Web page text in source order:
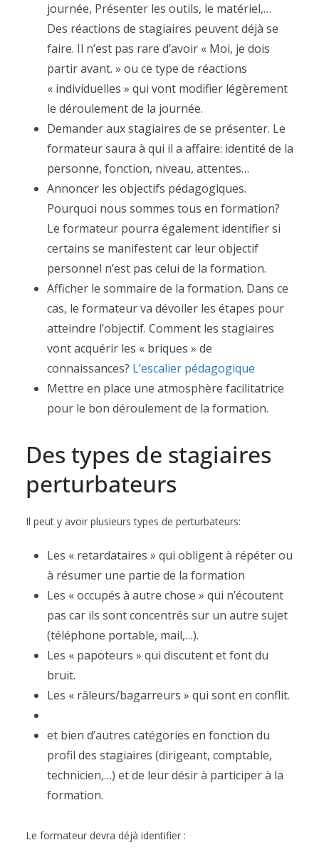
journée, Présenter les outils, le matériel,…
Des réactions de stagiaires peuvent déjà se
faire. Il n’est pas rare d’avoir « Moi, je dois
partir avant. » ou ce type de réactions
« individuelles » qui vont modifier légèrement
le déroulement de la journée.
Demander aux stagiaires de se présenter. Le
formateur saura à qui il a affaire: identité de la
personne, fonction, niveau, attentes…
Annoncer les objectifs pédagogiques.
Pourquoi nous sommes tous en formation?
Le formateur pourra également identifier si
certains se manifestent car leur objectif
personnel n’est pas celui de la formation.
Afficher le sommaire de la formation. Dans ce
cas, le formateur va dévoiler les étapes pour
atteindre l’objectif. Comment les stagiaires
vont acquérir les « briques » de
connaissances? L’escalier pédagogique
Mettre en place une atmosphère facilitatrice
pour le bon déroulement de la formation.
Des types de stagiaires
perturbateurs
Il peut y avoir plusieurs types de perturbateurs:
Les « retardataires » qui obligent à répéter ou
à résumer une partie de la formation
Les « occupés à autre chose » qui n’écoutent
pas car ils sont concentrés sur un autre sujet
(téléphone portable, mail,…).
Les « papoteurs » qui discutent et font du
bruit.
Les « râleurs/bagarreurs » qui sont en conflit.
et bien d’autres catégories en fonction du
profil des stagiaires (dirigeant, comptable,
technicien,…) et de leur désir à participer à la
formation.
Le formateur devra déjà identifier :